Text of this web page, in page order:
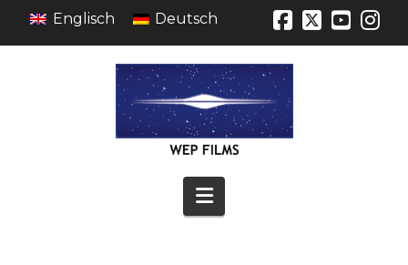
Englisch Deutsch
Facebook
X
Navigation